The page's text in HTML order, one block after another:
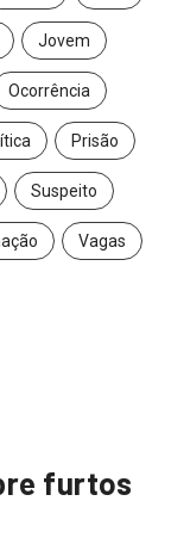
Jovem
Ocorrência
Prisão
Suspeito
Vagas
furtos